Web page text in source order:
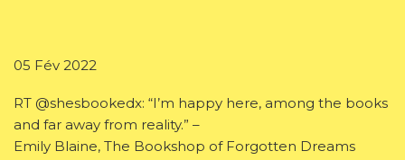
05 Fév 2022
RT @shesbookedx: “I’m happy here, among the books
and far away from reality.” –
Emily Blaine, The Bookshop of Forgotten Dreams